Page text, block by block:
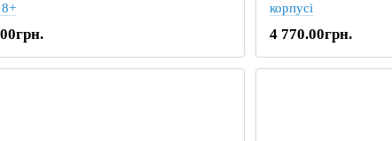
корпусі
4 770.00грн.